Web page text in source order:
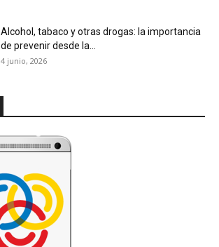
Alcohol, tabaco y otras drogas: la importancia
de prevenir desde la...
4 junio, 2026